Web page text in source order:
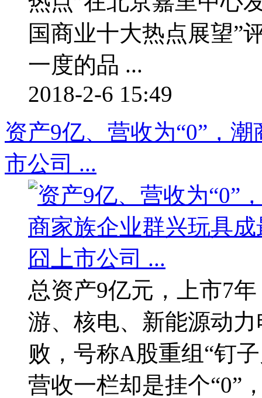
国商业十大热点展望”
一度的品 ...
2018-2-6 15:49
资产9亿、营收为“0”，
市公司 ...
总资产9亿元，上市7
游、核电、新能源动
败，号称A股重组“钉
营收一栏却是挂个“0”